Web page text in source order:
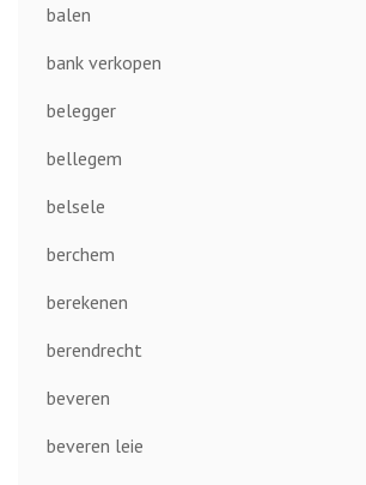
balen
bank verkopen
belegger
bellegem
belsele
berchem
berekenen
berendrecht
beveren
beveren leie